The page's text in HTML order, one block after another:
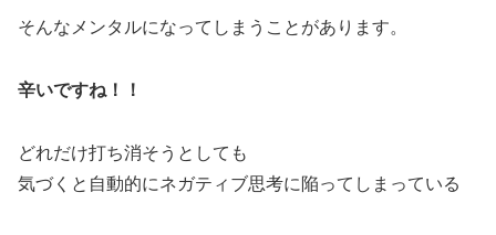
そんなメンタルになってしまうことがあります。
辛いですね！！
どれだけ打ち消そうとしても
気づくと自動的にネガティブ思考に陥ってしまっている